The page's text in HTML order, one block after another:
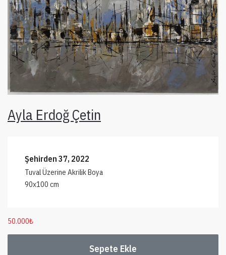
Ayla Erdoğ Çetin
Şehirden 37, 2022
Tuval Üzerine Akrilik Boya
90x100 cm
50.000₺
Sepete Ekle